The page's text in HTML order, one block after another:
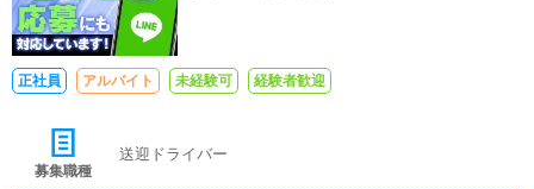
正社員 アルバイト 未経験可 経験者歓迎
募集職種
送迎ドライバー